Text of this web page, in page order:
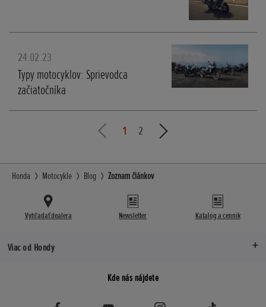
24.02.23
Typy motocyklov: Sprievodca
začiatočníka
1 2
Honda Motocykle Blog Zoznam článkov
Vyhľadať dealera Newsletter Katalóg a cenník
Viac od Hondy
Kde nás nájdete